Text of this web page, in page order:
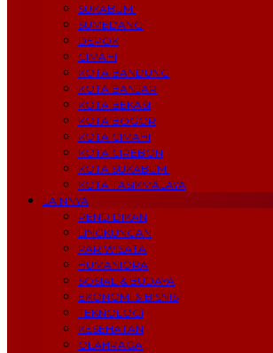
SUKABUMI
SUMEDANG
DEPOK
CIMAHI
KOTA BANDUNG
KOTA BANJAR
KOTA BEKASI
KOTA BOGOR
KOTA CIMAHI
KOTA CIREBON
KOTA SUKABUMI
KOTA TASIKMALAYA
LAINNYA
PENDIDIKAN
LINGKUNGAN
PARIWISATA
HUMANIORA
SOSIAL & BUDAYA
EKONOMI & BISNIS
TEKNOLOGI
KESEHATAN
OLAHRAGA